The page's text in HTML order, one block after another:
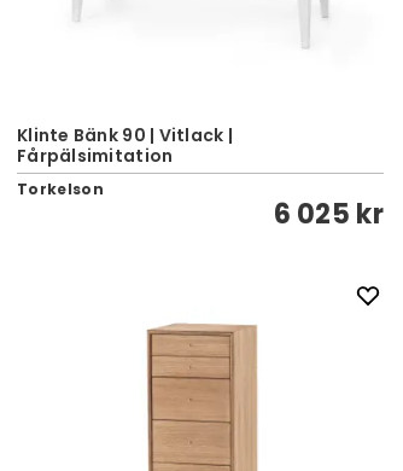
Klinte Bänk 90 | Vitlack |
Fårpälsimitation
Torkelson
6 025 kr